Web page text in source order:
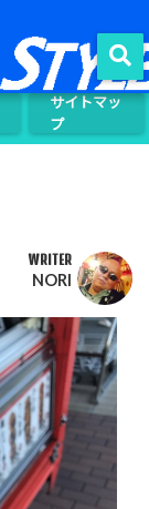
サイトマッ
プ
WRITER
NORI